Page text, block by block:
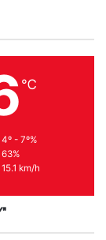
℃
4º - 7º%
63%
15.1 km/h